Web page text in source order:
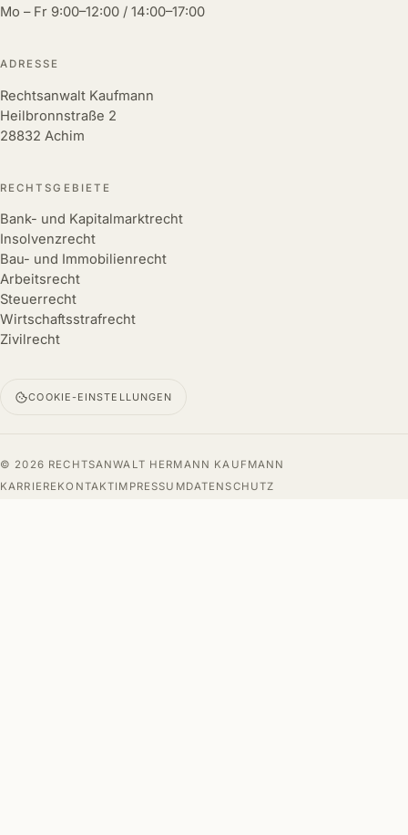
Mo – Fr 9:00–12:00 / 14:00–17:00
ADRESSE
Rechtsanwalt Kaufmann
Heilbronnstraße 2
28832 Achim
RECHTSGEBIETE
Bank- und Kapitalmarktrecht
Insolvenzrecht
Bau- und Immobilienrecht
Arbeitsrecht
Steuerrecht
Wirtschaftsstrafrecht
Zivilrecht
COOKIE-EINSTELLUNGEN
© 2026 RECHTSANWALT HERMANN KAUFMANN
KARRIERE KONTAKTIMPRESSUMDATENSCHUTZ